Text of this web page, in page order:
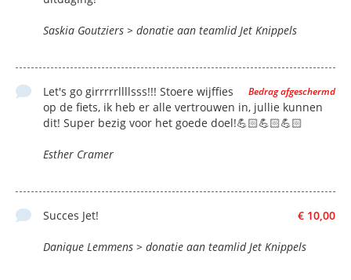
Saskia Goutziers > donatie aan teamlid Jet Knippels
Bedrag afgeschermd
Let's go girrrrrllllsss!!! Stoere wijffies
op de fiets, ik heb er alle vertrouwen in, jullie kunnen
dit! Super bezig voor het goede doel!💪🏻💪🏻💪🏻
Esther Cramer
€ 10,00
Succes Jet!
Danique Lemmens > donatie aan teamlid Jet Knippels